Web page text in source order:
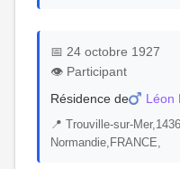
📅 24 octobre 1927
👁️ Participant
Résidence de
Léon
📍 Trouville-sur-
Normandie,FRANCE,